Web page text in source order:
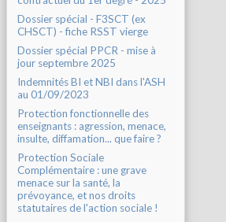
Dossier spécial - F3SCT (ex
CHSCT) - fiche RSST vierge
Dossier spécial PPCR - mise à
jour septembre 2025
Indemnités BI et NBI dans l'ASH
au 01/09/2023
Protection fonctionnelle des
enseignants : agression, menace,
insulte, diffamation... que faire ?
Protection Sociale
Complémentaire : une grave
menace sur la santé, la
prévoyance, et nos droits
statutaires de l'action sociale !